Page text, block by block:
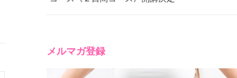
メルマガ登録